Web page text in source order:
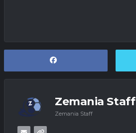
Zemania Staff
Zemania Staff